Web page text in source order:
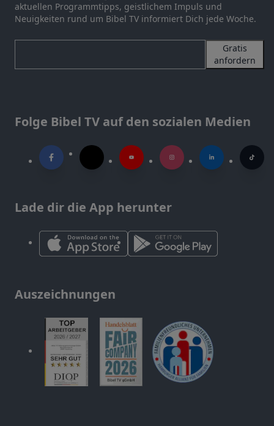
aktuellen Programmtipps, geistlichem Impuls und
Neuigkeiten rund um Bibel TV informiert Dich jede Woche.
Gratis
anfordern
Folge Bibel TV auf den sozialen Medien
Lade dir die App herunter
Auszeichnungen